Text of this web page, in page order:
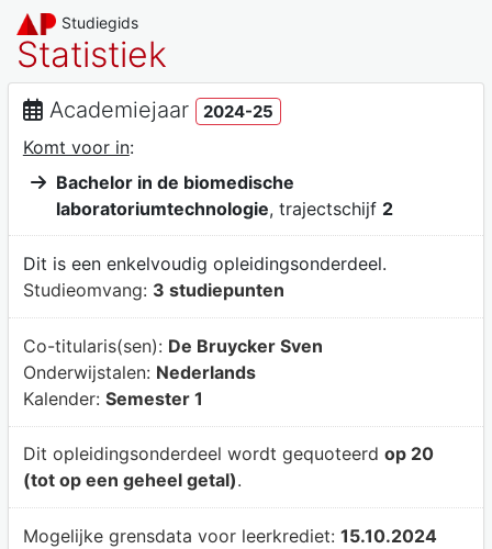
Studiegids
Statistiek
Academiejaar 2024-25
Komt voor in:
Bachelor in de biomedische
laboratoriumtechnologie, trajectschijf 2
Dit is een enkelvoudig opleidingsonderdeel.
Studieomvang: 3 studiepunten
Co-titularis(sen): De Bruycker Sven
Onderwijstalen: Nederlands
Kalender: Semester 1
Dit opleidingsonderdeel wordt gequoteerd op 20
(tot op een geheel getal).
Mogelijke grensdata voor leerkrediet: 15.10.2024